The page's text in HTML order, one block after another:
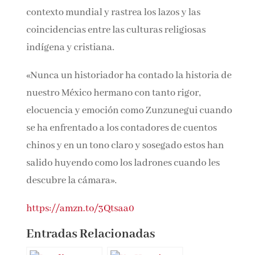
destructores, frente a un Cortés culto, amante
del mestizaje y del sincretismo; sitúa el evento
de la conquista en un contexto mundial y
culturas religiosas indígena y cristiana.
«Nunca un historiador ha contado la historia
de nuestro México hermano con tanto rigor,
elocuencia y emoción como Zunzunegui
cuando se ha enfrentado a los contadores de
cuentos chinos y en un tono claro y sosegado
cuando les descubre la cámara».